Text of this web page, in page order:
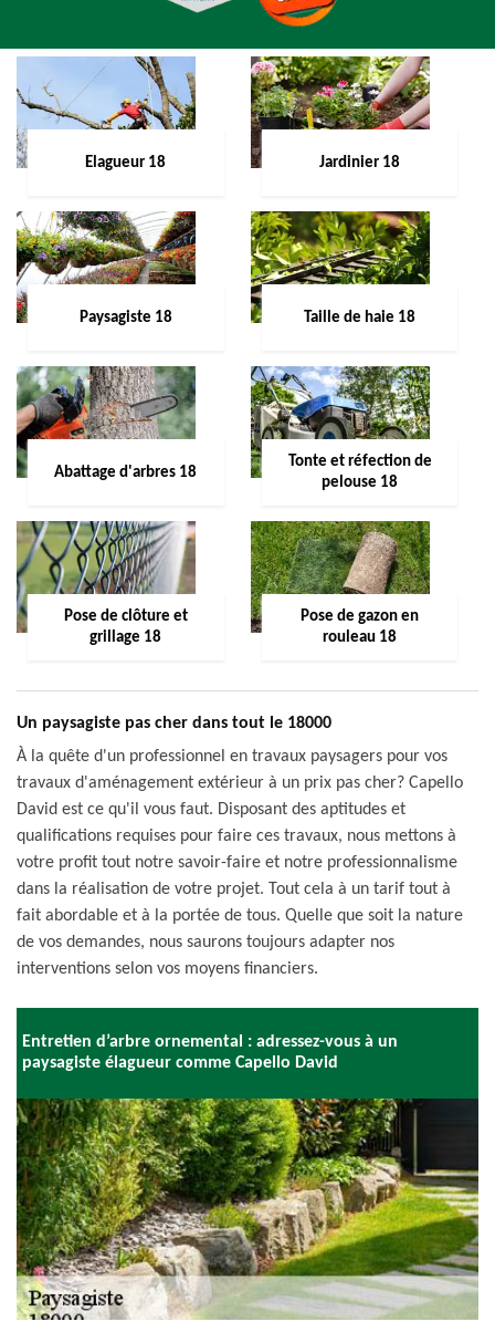
Elagueur 18 Jardinier 18
Paysagiste 18 Taille de haie 18
Abattage d'arbres 18
Tonte et réfection de
pelouse 18
Pose de clôture et
grillage 18
Pose de gazon en
rouleau 18
Un paysagiste pas cher dans tout le 18000
À la quête d'un professionnel en travaux paysagers pour vos
travaux d'aménagement extérieur à un prix pas cher? Capello
David est ce qu'il vous faut. Disposant des aptitudes et
qualifications requises pour faire ces travaux, nous mettons à
votre profit tout notre savoir-faire et notre professionnalisme
dans la réalisation de votre projet. Tout cela à un tarif tout à
fait abordable et à la portée de tous. Quelle que soit la nature
de vos demandes, nous saurons toujours adapter nos
interventions selon vos moyens financiers.
Entretien d’arbre ornemental : adressez-vous à un
paysagiste élagueur comme Capello David